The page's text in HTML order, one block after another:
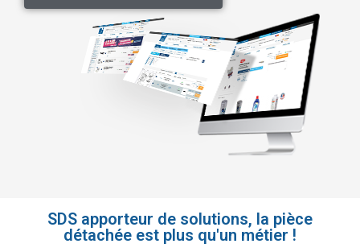
SDS apporteur de solutions, la pièce
détachée est plus qu'un métier !​